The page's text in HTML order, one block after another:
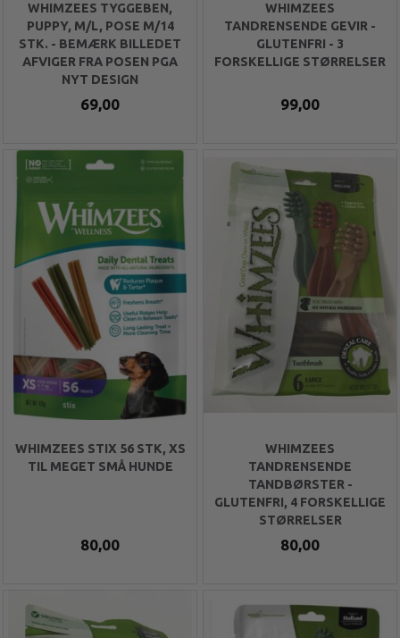
WHIMZEES TYGGEBEN,
PUPPY, M/L, POSE M/14
STK. - BEMÆRK BILLEDET
AFVIGER FRA POSEN PGA
NYT DESIGN
69,00
WHIMZEES
TANDRENSENDE GEVIR -
GLUTENFRI - 3
FORSKELLIGE STØRRELSER
99,00
WHIMZEES STIX 56 STK, XS
TIL MEGET SMÅ HUNDE
80,00
WHIMZEES
TANDRENSENDE
TANDBØRSTER -
GLUTENFRI, 4 FORSKELLIGE
STØRRELSER
80,00